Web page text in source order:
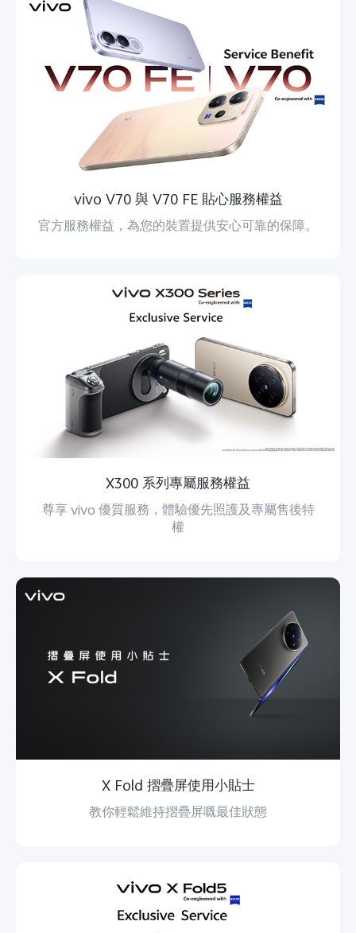
vivo V70 與 V70 FE 貼心服務權益
官方服務權益，為您的裝置提供安心可靠的保障。
X300 系列專屬服務權益
尊享 vivo 優質服務，體驗優先照護及專屬售後特
權
X Fold 摺疊屏使用小貼士
教你輕鬆維持摺疊屏嘅最佳狀態